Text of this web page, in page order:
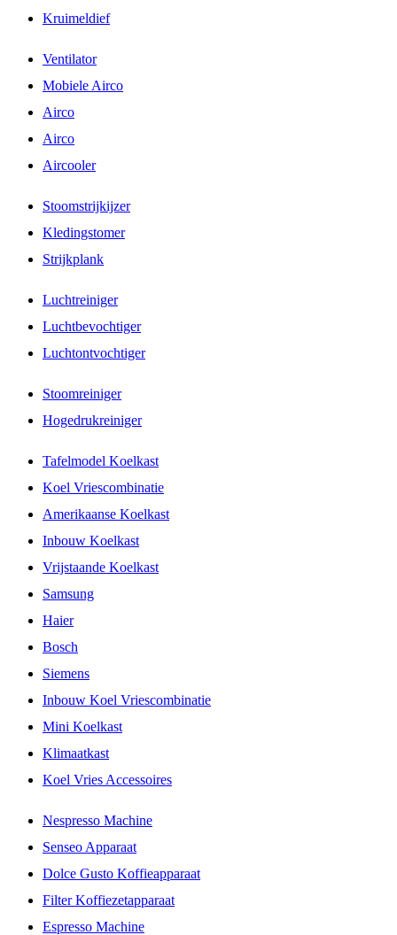
Kruimeldief
Ventilator
Mobiele Airco
Airco
Airco
Aircooler
Stoomstrijkijzer
Kledingstomer
Strijkplank
Luchtreiniger
Luchtbevochtiger
Luchtontvochtiger
Stoomreiniger
Hogedrukreiniger
Tafelmodel Koelkast
Koel Vriescombinatie
Amerikaanse Koelkast
Inbouw Koelkast
Vrijstaande Koelkast
Samsung
Haier
Bosch
Siemens
Inbouw Koel Vriescombinatie
Mini Koelkast
Klimaatkast
Koel Vries Accessoires
Nespresso Machine
Senseo Apparaat
Dolce Gusto Koffieapparaat
Filter Koffiezetapparaat
Espresso Machine